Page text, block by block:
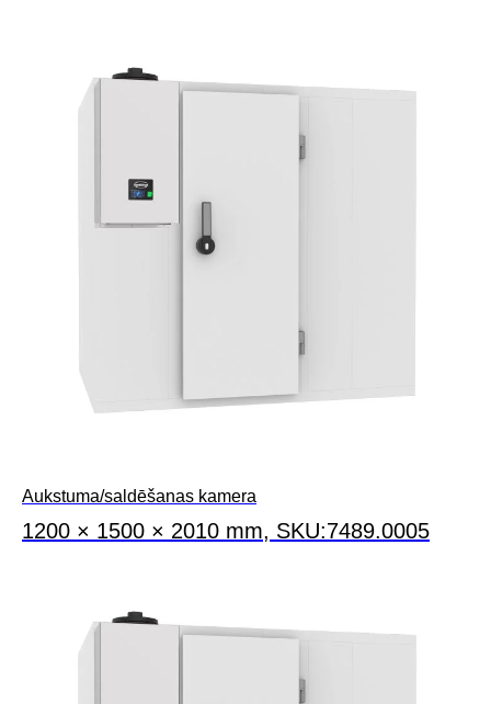
Aukstuma/saldēšanas kamera
1200 × 1500 × 2010 mm, SKU:7489.0005